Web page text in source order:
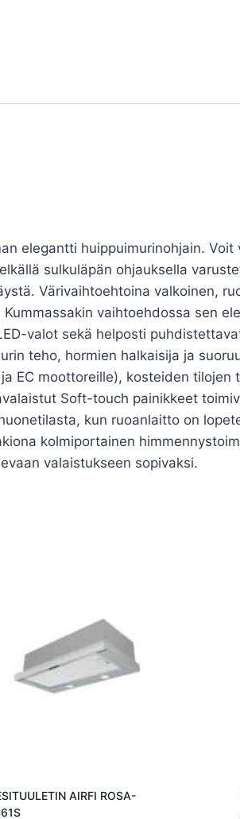
elegantti huippuimurinohjain.
sulkuläpän ohjauksella
Värivaihtoehtoina valkoinen,
vaihtoehdossa sen
valot sekä helposti
teho, hormien halkaisija ja
EC moottoreille), kosteiden
Soft-touch painikkeet
kun ruoanlaitto on
kolmiportainen
valaistukseen sopivaksi.
AIRFI ROSA-